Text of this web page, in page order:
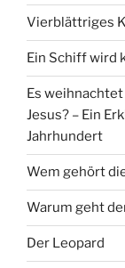
Vierblättriges
Ein Schiff wird
Es
Jesus? – Ein
Jahrhundert
Wem gehört
Warum geht
Der Leopard